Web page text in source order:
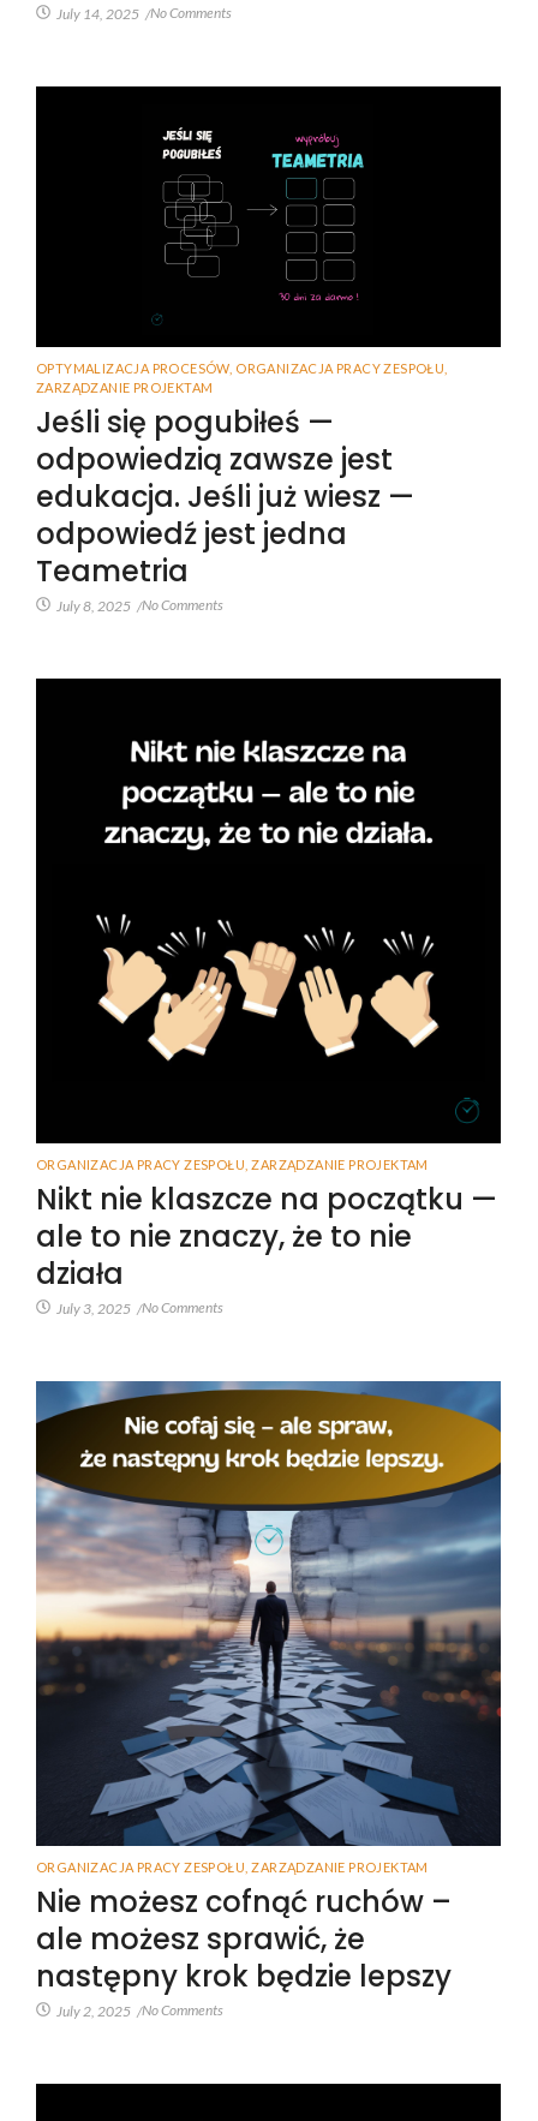
July 14, 2025 /No Comments
OPTYMALIZACJA PROCESÓW, ORGANIZACJA PRACY ZESPOŁU
ZARZĄDZANIE PROJEKTAM
Jeśli się pogubiłeś —
odpowiedzią zawsze jest
edukacja. Jeśli już wiesz —
odpowiedź jest jedna
Teametria
July 8, 2025 /No Comments
ORGANIZACJA PRACY ZESPOŁU ZARZĄDZANIE PROJEKTAM
Nikt nie klaszcze na początku —
ale to nie znaczy, że to nie
działa
July 3, 2025 /No Comments
ORGANIZACJA PRACY ZESPOŁU ZARZĄDZANIE PROJEKTAM
Nie możesz cofnąć ruchów –
ale możesz sprawić, że
następny krok będzie lepszy
July 2, 2025 /No Comments